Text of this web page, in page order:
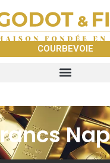
COURBEVOIE